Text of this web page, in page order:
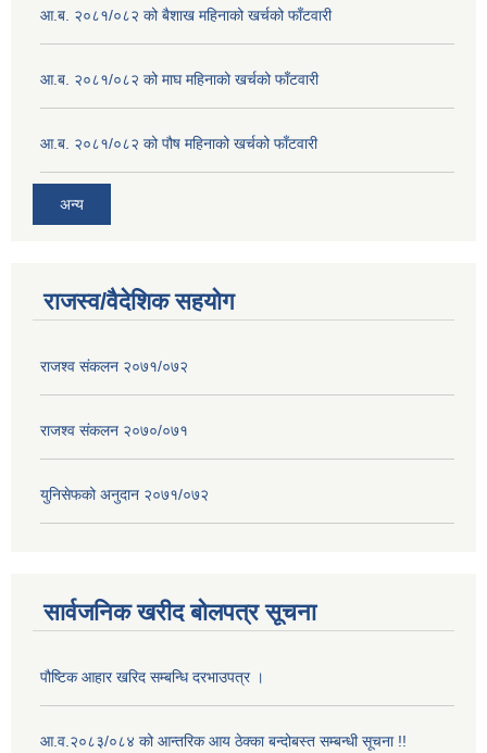
आ.ब. २०८१/०८२ को बैशाख महिनाको खर्चको फाँटवारी
आ.ब. २०८१/०८२ को माघ महिनाको खर्चको फाँटवारी
आ.ब. २०८१/०८२ को पौष महिनाको खर्चको फाँटवारी
अन्य
राजस्व/वैदेशिक सहयोग
राजश्व संकलन २०७१/०७२
राजश्व संकलन २०७०/०७१
युनिसेफको अनुदान २०७१/०७२
सार्वजनिक खरीद बोलपत्र सूचना
पौष्टिक आहार खरिद सम्बन्धि दरभाउपत्र ।
आ.व.२०८३/०८४ को आन्तरिक आय ठेक्का बन्दोबस्त सम्बन्धी सूचना !!